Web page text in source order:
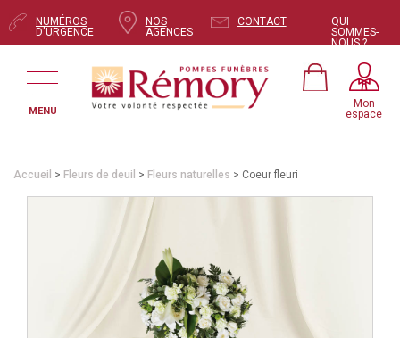
NUMÉROS
D'URGENCE
NOS
AGENCES
CONTACT
QUI
SOMMES-
NOUS ?
MENU
Mon
espace
Accueil > Fleurs de deuil > Fleurs naturelles > Coeur fleuri